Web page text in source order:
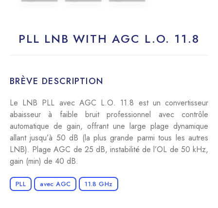
PLL LNB WITH AGC L.O. 11.8
BRÈVE DESCRIPTION
Le LNB PLL avec AGC L.O. 11.8 est un convertisseur
abaisseur à faible bruit professionnel avec contrôle
automatique de gain, offrant une large plage dynamique
allant jusqu’à 50 dB (la plus grande parmi tous les autres
LNB). Plage AGC de 25 dB, instabilité de l’OL de 50 kHz,
gain (min) de 40 dB.
PLL avec AGC 11.8 GHz